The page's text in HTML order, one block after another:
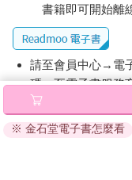
書籍即可開始離
請至會員中心→電
碼』至電子書服務
退換貨須知：
因版權保護，您在
※ 金石堂電子書怎麼看